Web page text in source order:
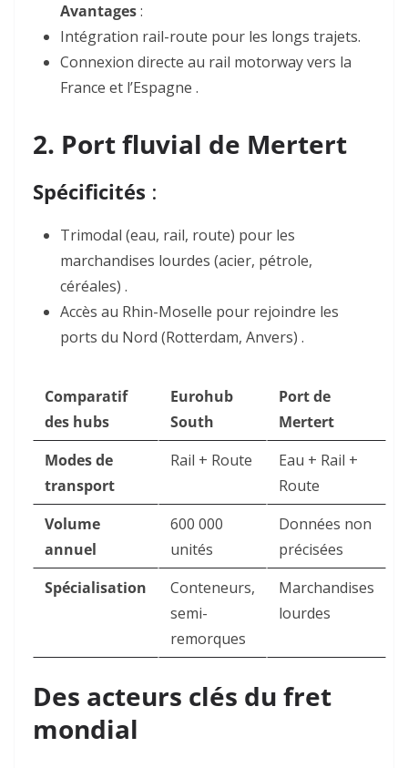
Avantages:
Intégration rail-route pour les longs trajets.
Connexion directe au rail motorway vers la
France et l’Espagne .
2. Port fluvial de Mertert
Spécificités :
Trimodal (eau, rail, route) pour les
marchandises lourdes (acier, pétrole,
céréales) .
Accès au Rhin-Moselle pour rejoindre les
ports du Nord (Rotterdam, Anvers) .
Comparatif
des hubs
Eurohub
South
Port de
Mertert
Modes de
transport
Rail + Route
Eau + Rail +
Route
Volume
annuel
600 000
unités
Données non
précisées
Spécialisation
Conteneurs,
semi-
remorques
Marchandises
lourdes
Des acteurs clés du fret
mondial